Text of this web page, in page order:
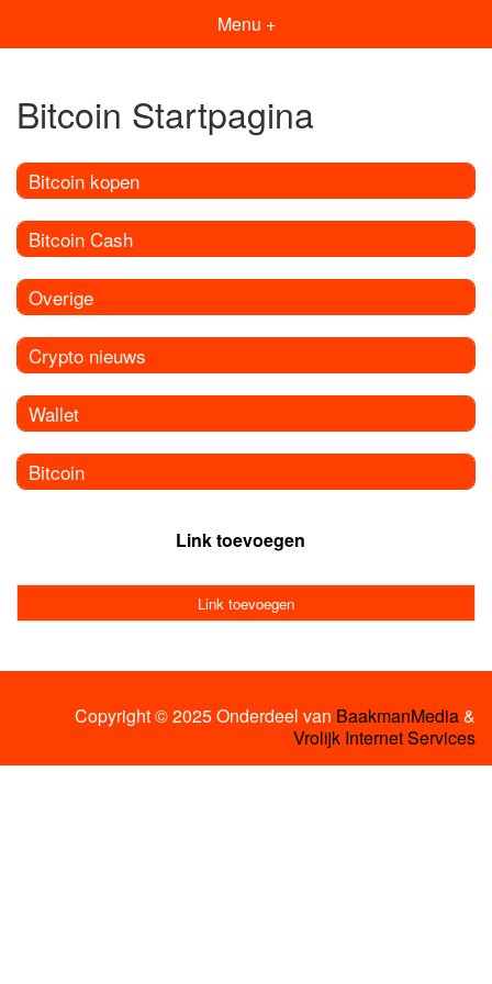
Menu +
Bitcoin Startpagina
Bitcoin kopen
Bitcoin Cash
Overige
Crypto nieuws
Wallet
Bitcoin
Link toevoegen
Link toevoegen
Copyright © 2025 Onderdeel van BaakmanMedia&
Vrolijk Internet Services